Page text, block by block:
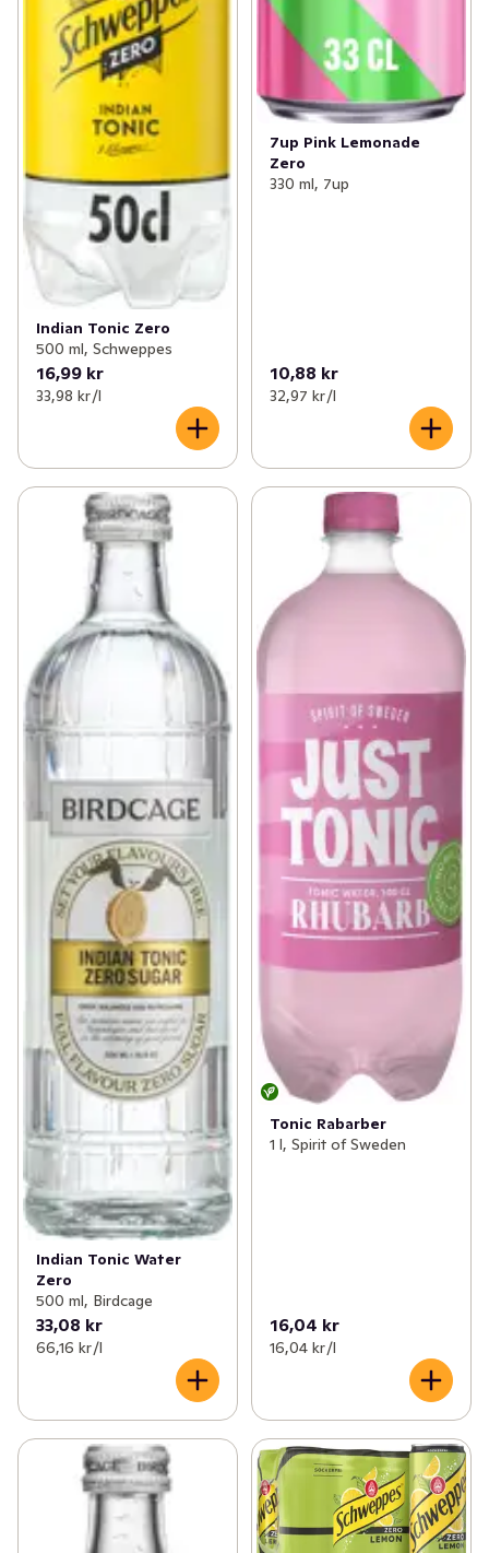
Indian Tonic Zero
500 ml, Schweppes
16,99 kr
33,98 kr /l
7up Pink Lemonade
Zero
330 ml, 7up
10,88 kr
32,97 kr /l
Indian Tonic Water
Zero
500 ml, Birdcage
33,08 kr
66,16 kr /l
Tonic Rabarber
1 l, Spirit of Sweden
16,04 kr
16,04 kr /l